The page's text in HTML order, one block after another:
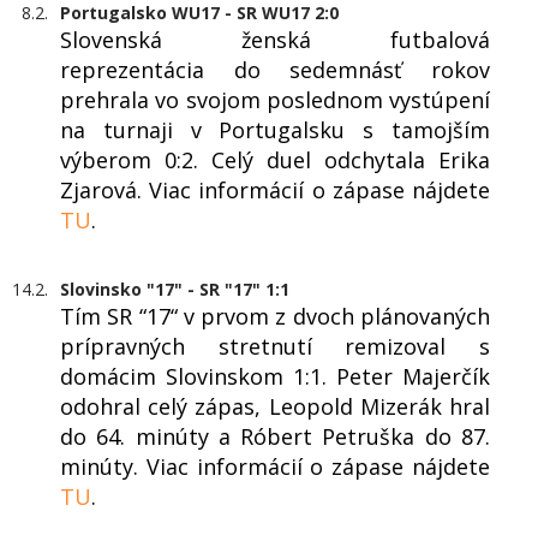
8.2. Portugalsko WU17 - SR WU17 2:0
Slovenská ženská futbalová
reprezentácia do sedemnásť rokov
prehrala vo svojom poslednom vystúpení
na turnaji v Portugalsku s tamojším
výberom 0:2. Celý duel odchytala Erika
Zjarová. Viac informácií o zápase nájdete
TU.
14.2. Slovinsko "17" - SR "17" 1:1
Tím SR “17“ v prvom z dvoch plánovaných
prípravných stretnutí remizoval s
domácim Slovinskom 1:1. Peter Majerčík
odohral celý zápas, Leopold Mizerák hral
do 64. minúty a Róbert Petruška do 87.
minúty. Viac informácií o zápase nájdete
TU.